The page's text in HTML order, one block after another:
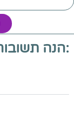
הנה תשובות לשאלות נפוצות: